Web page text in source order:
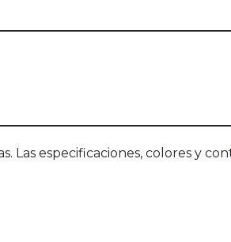
Las especificaciones, colores y